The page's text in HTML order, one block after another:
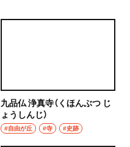
九品仏 浄真寺（くほんぶつ じ
ょうしんじ）
#自由が丘 #寺 #史跡